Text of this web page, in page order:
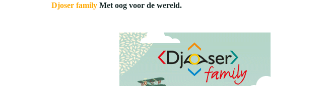
Djoser family Met oog voor de wereld.